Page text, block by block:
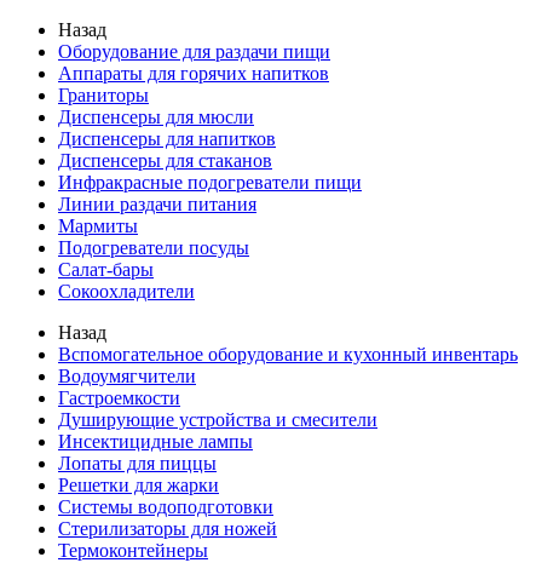
Назад
Оборудование для раздачи пищи
Аппараты для горячих напитков
Граниторы
Диспенсеры для мюсли
Диспенсеры для напитков
Диспенсеры для стаканов
Инфракрасные подогреватели пищи
Линии раздачи питания
Мармиты
Подогреватели посуды
Салат-бары
Сокоохладители
Назад
Вспомогательное оборудование и кухонный инвентарь
Водоумягчители
Гастроемкости
Душирующие устройства и смесители
Инсектицидные лампы
Лопаты для пиццы
Решетки для жарки
Системы водоподготовки
Стерилизаторы для ножей
Термоконтейнеры